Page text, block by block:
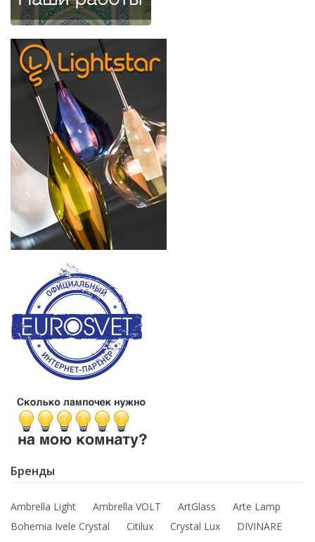
Бренды
Ambrella Light Ambrella VOLT ArtGlass
Arte Lamp
Bohemia Ivele Crystal
Citilux Crystal Lux
DIVINARE